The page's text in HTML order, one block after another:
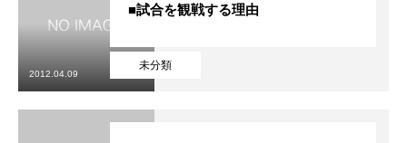
未分類
■試合を観戦する理由
2012.04.09